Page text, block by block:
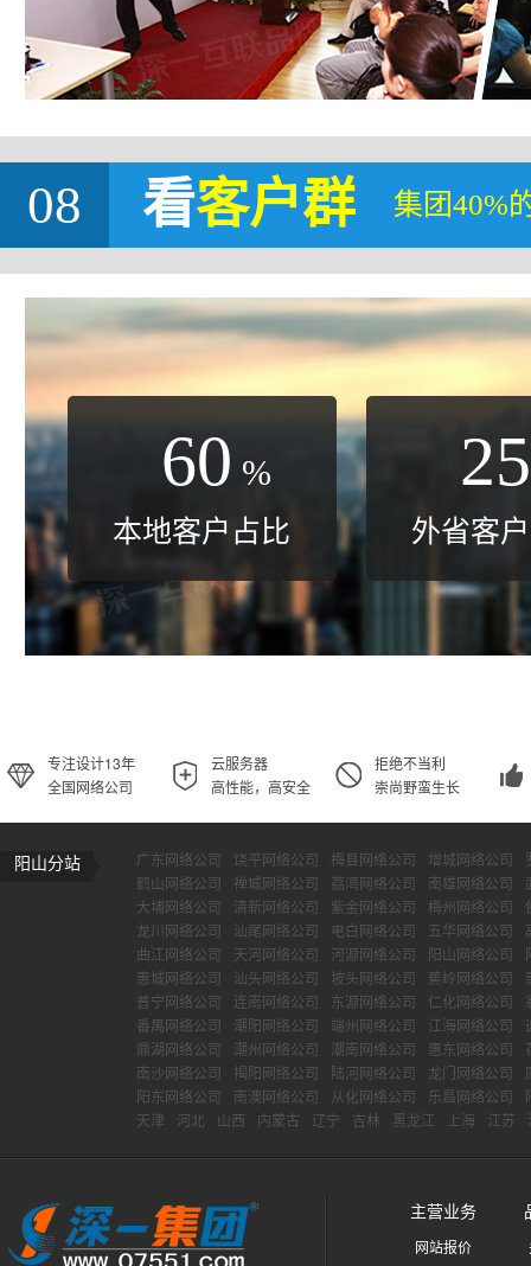
08 看客户群 集团40%
60 %
本地客户占比
25
外省客
专注设计13年
全国网络公司
云服务器
高性能，高安全
拒绝不当利
崇尚野蛮生长
阳山分站 广东网络公司 饶平网络公司 梅县网络公司 增城网络公司
鹤山网络公司
禅城网络公司 荔湾网络公司 南雄网络公司
大埔网络公司
清新网络公司 紫金网络公司 梅州网络公司
龙川网络公司
汕尾网络公司 电白网络公司 五华网络公司
曲江网络公司
天河网络公司 河源网络公司 阳山网络公司
惠城网络公司
汕头网络公司 坡头网络公司 蕉岭网络公司
普宁网络公司
连南网络公司 东源网络公司 仁化网络公司
番禺网络公司
潮阳网络公司 端州网络公司 江海网络公司
鼎湖网络公司
潮州网络公司 潮南网络公司 惠东网络公司
南沙网络公司
揭阳网络公司 陆河网络公司 龙门网络公司
阳东网络公司
南澳网络公司 从化网络公司 乐昌网络公司
天津
河北 山西 内蒙古 辽宁 吉林 黑龙江 上海 江苏
主营业务
网站报价